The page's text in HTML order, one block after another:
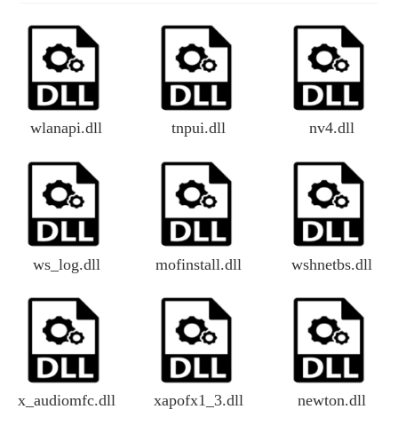
wlanapi.dll tnpui.dll nv4.dll
ws_log.dll mofinstall.dll wshnetbs.dll
x_audiomfc.dll xapofx1_3.dll newton.dll